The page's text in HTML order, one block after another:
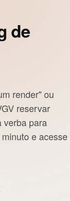
de
render" ou
reservar
verba para
e acesse